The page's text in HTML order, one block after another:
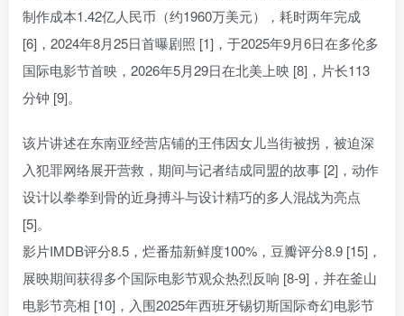
制作成本1.42亿人民币（约1960万美元），耗时两年完成
[6]，2024年8月25日首曝剧照 [1]，于2025年9月6日在多伦多
国际电影节首映，2026年5月29日在北美上映 [8]，片长113
分钟 [9]。
该片讲述在东南亚经营店铺的王伟因女儿当街被拐，被迫深
入犯罪网络展开营救，期间与记者结成同盟的故事 [2]，动作
设计以拳拳到骨的近身搏斗与设计精巧的多人混战为亮点
[5]。
影片IMDB评分8.5，烂番茄新鲜度100%，豆瓣评分8.9 [15]，
展映期间获得多个国际电影节观众热烈反响 [8-9]，并在釜山
电影节亮相 [10]，入围2025年西班牙锡切斯国际奇幻电影节